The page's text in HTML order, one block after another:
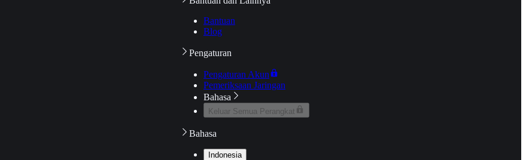
Bantuan
Blog
Pengaturan
Pengaturan Akun
Pemeriksaan Jaringan
Bahasa
Keluar Semua Perangkat
Bahasa
Indonesia